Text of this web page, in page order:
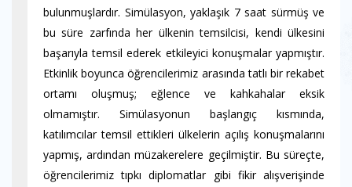
bulunmuşlardır. Simülasyon, yaklaşık 7 saat sürmüş ve
bu süre zarfında her ülkenin temsilcisi, kendi ülkesini
başarıyla temsil ederek etkileyici konuşmalar yapmıştır.
Etkinlik boyunca öğrencilerimiz arasında tatlı bir rekabet
ortamı oluşmuş; eğlence ve kahkahalar eksik
olmamıştır. Simülasyonun başlangıç kısmında,
katılımcılar temsil ettikleri ülkelerin açılış konuşmalarını
yapmış, ardından müzakerelere geçilmiştir. Bu süreçte,
öğrencilerimiz tıpkı diplomatlar gibi fikir alışverişinde